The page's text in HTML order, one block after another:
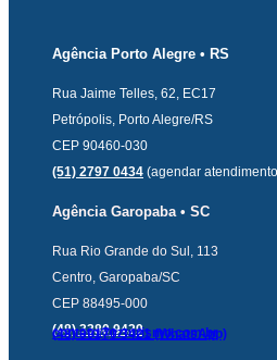
Agência Porto Alegre • RS
Rua Jaime Telles, 62, EC17
Petrópolis, Porto Alegre/RS
CEP 90460-030
(51) 2797 0434 (agendar
Agência Garopaba • SC
Rua Rio Grande do Sul, 113
Centro, Garopaba/SC
CEP 88495-000
(48) 3380 9429
(48) 99170 3421 (WhatsApp)
contato@rzturismo.com.br